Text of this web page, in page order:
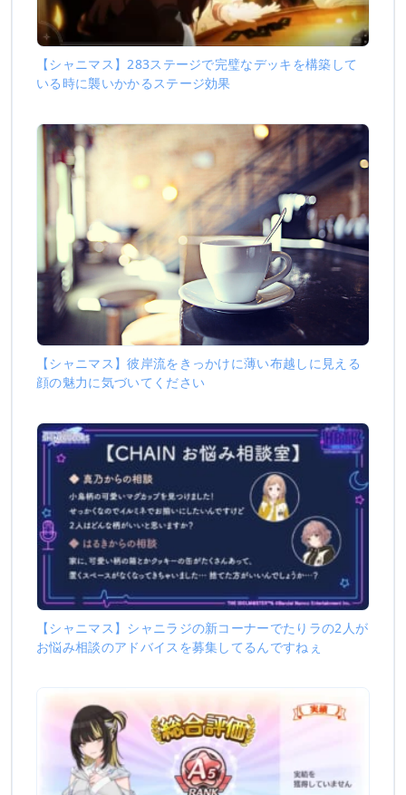
【シャニマス】283ステージで完璧なデッキを構築して
いる時に襲いかかるステージ効果
【シャニマス】彼岸流をきっかけに薄い布越しに見える
顔の魅力に気づいてください
【シャニマス】シャニラジの新コーナーでたりラの2人が
お悩み相談のアドバイスを募集してるんですねぇ